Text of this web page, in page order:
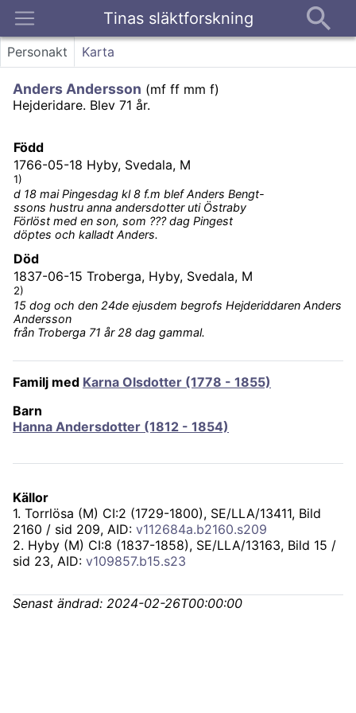
Tinas släktforskning
Kontakt
Personakt Karta
Anders Andersson (mf ff mm f)
Hejderidare. Blev 71 år.
Född
1766-05-18 Hyby, Svedala, M
1)
d 18 mai Pingesdag kl 8 f.m blef Anders Bengt-
ssons hustru anna andersdotter uti Östraby
Förlöst med en son, som ??? dag Pingest
döptes och kalladt Anders.
Död
1837-06-15 Troberga, Hyby, Svedala, M
2)
15 dog och den 24de ejusdem begrofs Hejderiddaren Anders
Andersson
från Troberga 71 år 28 dag gammal.
Familj med Karna Olsdotter (1778 - 1855)
Barn
Hanna Andersdotter (1812 - 1854)
Källor
1. Torrlösa (M) CI:2 (1729-1800), SE/LLA/13411, Bild
2160 / sid 209, AID: v112684a.b2160.s209
2. Hyby (M) CI:8 (1837-1858), SE/LLA/13163, Bild 15 /
sid 23, AID: v109857.b15.s23
Senast ändrad: 2024-02-26T00:00:00